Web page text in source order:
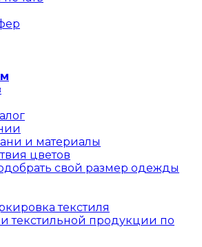
и материалы
цветов
свой размер одежды
текстиля
текстильной продукции по